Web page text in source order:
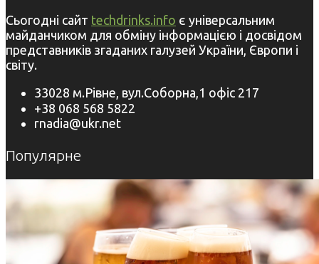
Сьогодні сайт techdrinks.info є універсальним
майданчиком для обміну інформацією і досвідом
представників згаданих галузей України, Європи і
світу.
33028 м.Рівне, вул.Соборна,1 офіс 217
+38 068 568 5822
rnadia@ukr.net
Популярне